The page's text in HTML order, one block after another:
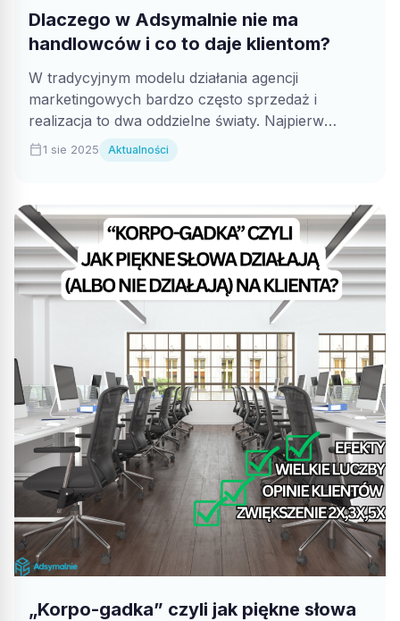
Dlaczego w Adsymalnie nie ma
handlowców i co to daje klientom?
W tradycyjnym modelu działania agencji
marketingowych bardzo często sprzedaż i
realizacja to dwa oddzielne światy. Najpierw
rozmawiasz z handlowcem, którego...
calendar_today1 sie 2025 Aktualności
„Korpo-gadka” czyli jak piękne słowa